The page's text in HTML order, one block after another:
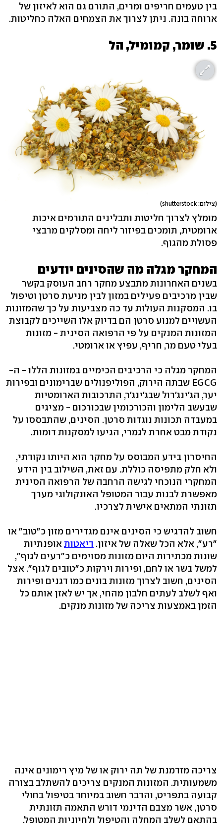
בין טעמים חריפים ומרים, התורם גם הוא לאיזון של
ארוחה בונה. ניתן לצרוך את הצמחים האלה כחליטות.
5. שומר, קמומיל, הל
(צילום: shutterstock)
מומלץ לצרוך חליטות ותבלינים התורמים איכות
ארומטית, תומכים בפיזור ליחה ומסלקים מרבצי
פסולת מהגוף.
המחקר מגלה מה שהסינים יודעים
בשנים האחרונות מתבצע מחקר רחב העוסק בקשר
שבין מרכיבים פעילים במזון לבין מניעת סרטן וטיפול
בו. המסקנות העולות עד כה מצביעות על כך שהמזונות
העשויים למנוע סרטן הם בדיוק אלו השייכים לקבוצת
המזונות המנקים על פי הרפואה הסינית - מזונות
בעלי טעם מר, חריף, עפיץ או ארומטי.
המחקר מגלה כי הרכיבים הכימיים במזונות הללו - ה-
EGCG שבתה הירוק, הפוליפנולים שברימונים ובפירות
יער, הג'ינג'רול שבג'ינג'ר, התרכובות הארומטיות
שבעשב הלימון והכורכומין שבכורכום - מציגים
במעבדה תכונות נוגדות סרטן. הסינים, שהתבססו על
נקודת מבט אחרת לגמרי, הגיעו למסקנות דומות.
החיסרון בידע המבוסס על מחקר הוא היותו נקודתי,
ולא חלק מתפיסה כוללת. עם זאת, השילוב בין הידע
המחקרי הנוכחי לגישה הרחבה של הרפואה הסינית
מאפשרת לבנות עבור המטופל האונקולוגי מערך
תזונתי המתאים אישית לצרכיו.
חשוב להדגיש כי הסינים אינם מגדירים מזון כ"טוב" או
"רע", אלא הכל שאלה של איזון. דיאטותאופנתיות
שונות מכתירות היום מזונות מסוימים כ"רעים לגוף",
למשל בשר או לחם, ופירות וירקות כ"טובים לגוף". אצל
הסינים, חשוב לצרוך מזונות בונים כמו דגנים ופירות
ואף לשלב לעתים חלבון מהחי, אך יש לאזן אותם כל
הזמן באמצעות צריכה של מזונות מנקים.
צריכה מזדמנת של תה ירוק או של מיץ רימונים אינה
משמעותית. המזונות המנקים צריכים להשתלב בצורה
קבועה בתפריט, והדבר חשוב במיוחד בטיפול בחולי
סרטן, אשר מצבם הדינמי דורש התאמה תזונתית
בהתאם לשלב המחלה והטיפול ולחיוניות המטופל.